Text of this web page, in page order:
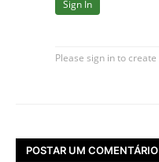
POSTAR UM COMENTÁRIO